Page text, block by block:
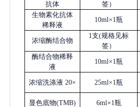
抗体
签）
生物素化抗体
稀释液
10ml×1瓶
浓缩酶结合物
1支(规格见标
签）
酶结合物稀释
液
10ml×1瓶
浓缩洗涤液 20× 25ml×1瓶
显色底物(TMB) 6ml×1瓶